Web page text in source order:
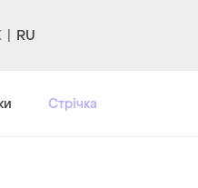
RU
Стрічка